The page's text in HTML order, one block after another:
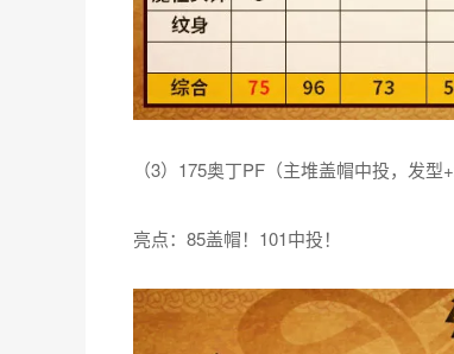
（3）175奥丁PF（主堆盖帽中投，发
亮点：85盖帽！101中投！